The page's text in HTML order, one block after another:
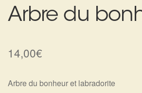
Harmonisation de l’être
Arbre du
14,00€
Arbre du bonheur et labradorite